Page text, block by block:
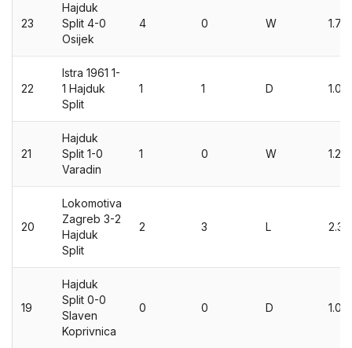
23
Hajduk
Split 4-0
Osijek
4 0 W 1.79
22
Istra 1961 1-
1 Hajduk
Split
1 1 D 1.08
21
Hajduk
Split 1-0
Varadin
1 0 W 1.28
20
Lokomotiva
Zagreb 3-2
Hajduk
Split
2 3 L 2.37
19
Hajduk
Split 0-0
Slaven
Koprivnica
0 0 D 1.07